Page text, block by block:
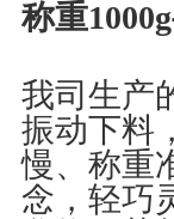
称重
我司生产
振动下料
慢、称重
念，轻巧